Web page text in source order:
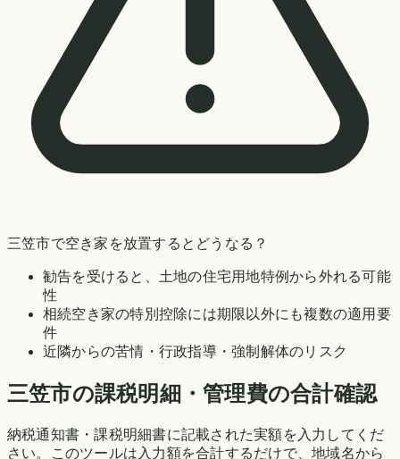
三笠市で空き家を放置するとどうなる？
勧告を受けると、土地の住宅用地特例から外れる可能
性
相続空き家の特別控除には期限以外にも複数の適用要
件
近隣からの苦情・行政指導・強制解体のリスク
三笠市の課税明細・管理費の合計確認
納税通知書・課税明細書に記載された実額を入力してくだ
さい。このツールは入力額を合計するだけで、地域名から